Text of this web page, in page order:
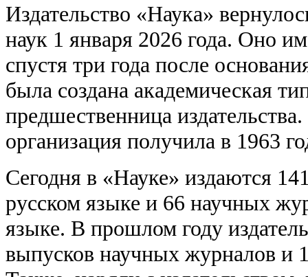
Издательство «Наука»
наук 1 января 2026 года. Оно
спустя три года после
была создана академическая
предшественница
организация получила в 1963
Сегодня в «Науке» издаются
русском языке и 66 научных
языке. В прошлом году
выпусков научных журналов и